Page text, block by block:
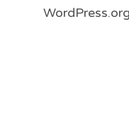
WordPress.org